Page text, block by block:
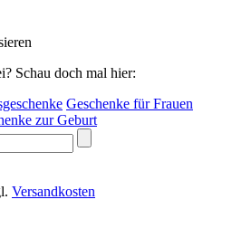
Schau doch mal hier:
Geschenke für Frauen
zur Geburt
Versandkosten